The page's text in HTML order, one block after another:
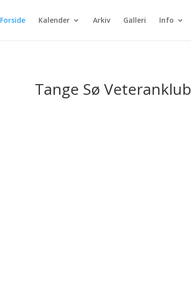
Forside Kalender Arkiv Galleri Info
Tange Sø Veteranklub